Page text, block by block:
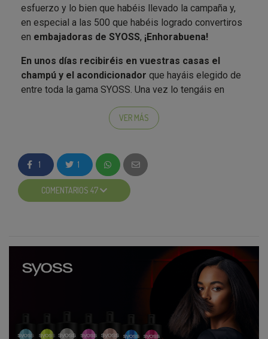
esfuerzo y lo bien que habéis llevado la campaña y,
en especial a las 500 que habéis logrado convertiros
en embajadoras de SYOSS, ¡Enhorabuena!
En unos días recibiréis en vuestras casas el
champú y el acondicionador que hayáis elegido de
entre toda la gama SYOSS. Una vez lo tengáis en
recién salidas de la peluquería;)
vuestra mayor colaboración
lanzamos el
foto-concurso “Siéntete como recién
salida de la peluquería”en el que queremos que nos
mostréis el productoque habéis recibido y los
;). Además, nos gustaría que os inspiréis en las fotos
de cosmética profesional: usad un
fondo negro y
protagonistaabsoluto
… ¡Como si estuvierais en unasesión
de fotografía profesional
! NO olvidéis de usar los
hashtag de campaña#SoySyoss
VER MÁS
1 1
COMENTARIOS 47